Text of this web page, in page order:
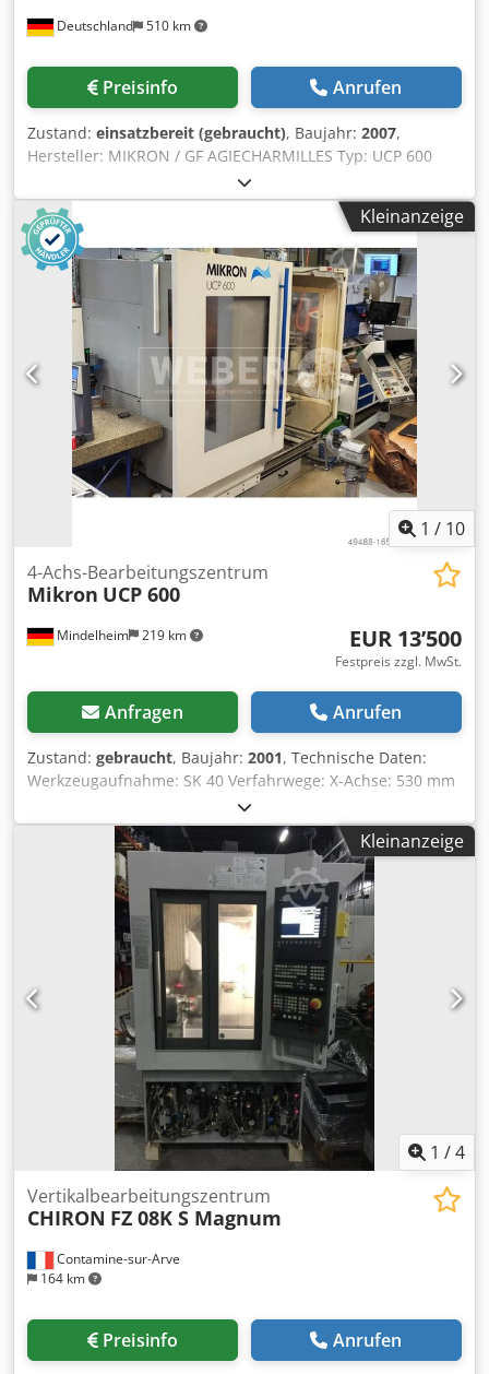
Deutschland 510 km
Preisinfo Anrufen
Zustand: einsatzbereit (gebraucht), Baujahr: 2007,
Hersteller: MIKRON / GF AGIECHARMILLES Typ: UCP 600
Vario Baujahr: 2007 Steuerung: Heidenhain iTNC 530
Maschinengewicht ca.: 7.700 kg Werkzeugaufnahme: HSK-
A63 Dwsdozkr Tnepfx Af Eea Spindeldrehzahlen: 20.000
1/min x-Weg: 600 mm y-Weg: 450 mm z-Weg: 450 mm
Drehzahlbereich: 20.000 1/min max. Tischbelastung: 200
kg Spindelaufnahme ISO: HSK-A63 Werkstückgewicht: 200
kg Betriebsstunden: 57.098 h Späneförderer: Ja
Kühlmitteleinrichtung: Ja Spindelstunden: 3.003 h
Reitstock: Nein Raumbedarf ca.: 6.820 × 4.800 × 2.810 mm
Verfahrweg Z-Achse: 450 mm Tischgröße: Ø 450 mm
Anzahl der Werkzeuge im Magazin: 30 Innere
Kühlmittelzufuhr: Ja Aufnahme: HSK-A63 3D Messtaster: Ja
(Blum) 5 Achsen: Ja 4 Achsen: Nein
Kleinanzeige
1 / 10
Mindelheim 219 km
4-Achs-Bearbeitungszentrum
Mikron UCP 600
EUR 13’500
Festpreis zzgl. MwSt.
Anfragen Anrufen
Zustand: gebraucht, Baujahr: 2001, Technische Daten:
Werkzeugaufnahme: SK 40 Verfahrwege: X-Achse: 530 mm
Y-Achse: 450 mm Z-Achse: 450 mm Max. Werkzeuggewicht:
260 kg Drehzahl Spindel: 12000 1/min Max.
Tischbelastung: 380 kg Gewicht, ca.: 6500 kg Abmessungen
(TxBxH), ca.: 2000 x 2200 x 2400 mm Ausstattung: Dwedpfx
Afot Hr Aho Eea - Steuerung Heidenhain TNC 430 - 4-Achse
von SMP (Frankreich)
Kleinanzeige
1 /4
Contamine-sur-Arve
164 km
Vertikalbearbeitungszentrum
CHIRON FZ 08K S Magnum
Preisinfo Anrufen